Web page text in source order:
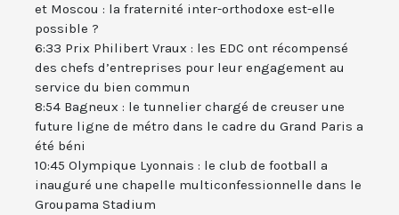
et Moscou : la fraternité inter-orthodoxe est-elle
possible ?
6:33 Prix Philibert Vraux : les EDC ont récompensé
des chefs d’entreprises pour leur engagement au
service du bien commun
8:54 Bagneux : le tunnelier chargé de creuser une
future ligne de métro dans le cadre du Grand Paris a
été béni
10:45 Olympique Lyonnais : le club de football a
inauguré une chapelle multiconfessionnelle dans le
Groupama Stadium